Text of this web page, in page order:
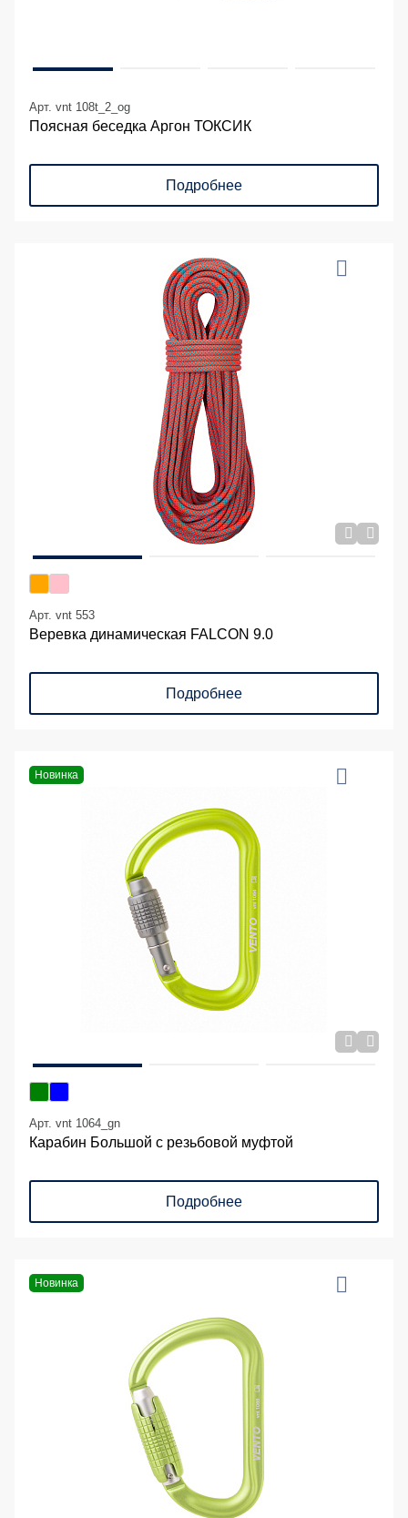
Арт. vnt 108t_2_og
Поясная беседка Аргон ТОКСИК
Подробнее
Арт. vnt 553
Веревка динамическая FALCON 9.0
Подробнее
Новинка
Арт. vnt 1064_gn
Карабин Большой с резьбовой муфтой
Подробнее
Новинка